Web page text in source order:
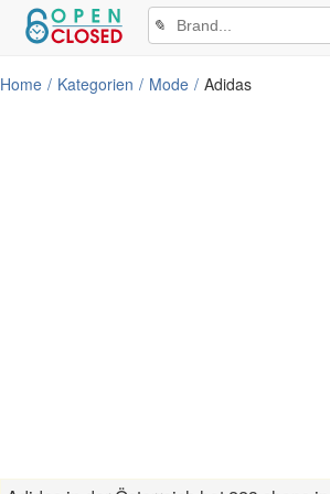
✎
Home Kategorien Mode Adidas